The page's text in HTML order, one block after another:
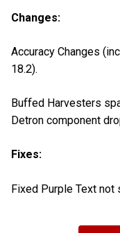
Changes:
Accuracy Changes
18.2).
Buffed Harvesters
Detron component
Fixes:
Fixed Purple Text